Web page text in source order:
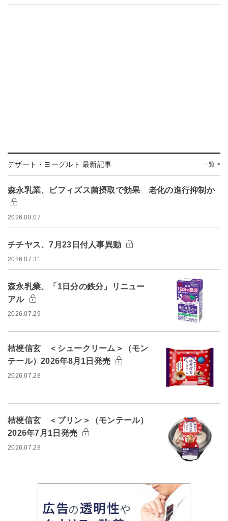
デザート・ヨーグルト 最新記事 一覧 >
森永乳業、ビフィズス菌摂取で効果 老化の進行抑制か
2026.08.07
チチヤス、7月23日付人事異動
2026.07.31
森永乳業、「1日分の鉄分」リニュー
アル
2026.07.29
桔梗信玄 ＜シュークリーム＞（モン
テール）2026年8月1日発売
2026.07.28
桔梗信玄 ＜プリン＞（モンテール）
2026年7月1日発売
2026.07.28